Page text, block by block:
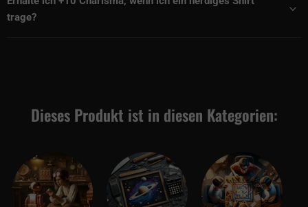
trage?
Dieses Produkt ist in diesen Kategorien: